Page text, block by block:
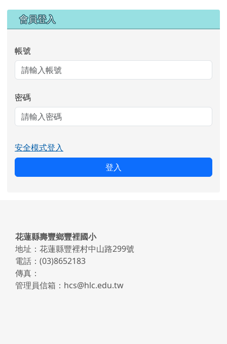
右邊區域內容
會員登入
帳號
密碼
安全模式登入
登入
頁尾區域內容
花蓮縣壽豐鄉豐裡國小
地址：花蓮縣豐裡村中山路299號
電話：(03)8652183
傳真：
管理員信箱：hcs@hlc.edu.tw